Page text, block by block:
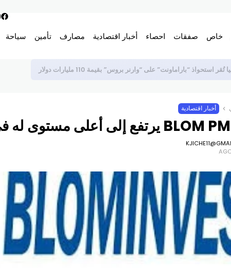
خاص صفقات احصاء أخبار اقتصادية مصارف تأمين سياحة
التأمين تحقق 2.8 مليار دولار أرباحاً بالنصف الأول
أخبار اقتصادية